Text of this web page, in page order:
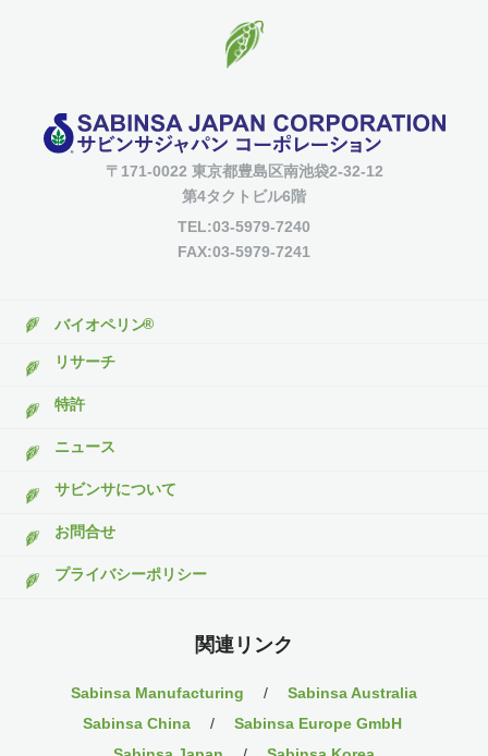
〒171-0022 東京都豊島区南池袋2-32-12
第4タクトビル6階
TEL:03-5979-7240
FAX:03-5979-7241
バイオペリン®
リサーチ
特許
ニュース
サビンサについて
お問合せ
プライバシーポリシー
関連リンク
Sabinsa Manufacturing /
Sabinsa Australia
Sabinsa China
/
Sabinsa Europe GmbH